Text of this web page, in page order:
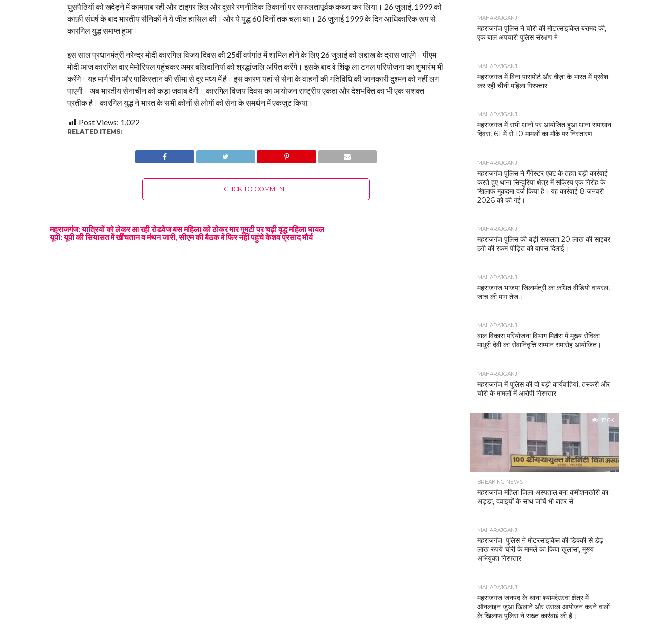
घुसपैठियों को खदेड़ने में कामयाब रही और टाइगर हिल और दूसरे रणनीतिक ठिकानों पर सफलतापूर्वक कब्जा कर लिया। 26 जुलाई, 1999 को
काफ़ी संघर्ष के बाद भारतीय सैनिकों ने ये जीत हासिल की। और ये युद्ध 60 दिनों तक चला था। 26 जुलाई 1999 के दिन आधिकारिक रूप से
कारगिल युद्ध समाप्त हुआ।
इस साल प्रधानमंत्री नरेन्द्र मोदी कारगिल विजय दिवस की 25वीं वर्षगांठ में शामिल होने के लिए 26 जुलाई को लद्दाख के द्रास जाएंगे। पीएम
मोदी आज कारगिल वार मेमोरियल पहुंचकर अमर बलिदानियों को श्रद्धांजलि अर्पित करेंगे। इसके बाद वे शिंकू ला टनल परियोजना का शुभारंभ भी
करेंगे। यह मार्ग चीन और पाकिस्‍तान की सीमा से दूर मध्‍य में है। इस कारण यहां से सेना के वाहनों की गतिविधि की जानकारी दुश्‍मन को नहीं लग
पाएगी। अब भारतीय सेनाचीन को कड़ा जवाब देगी। कारगिल विजय दिवस का आयोजन राष्ट्रीय एकता और देशभक्ति का भी एक सशक्त
प्रतीक है। कारगिल युद्ध ने भारत के सभी कोनों से लोगों को सेना के समर्थन में एकजुट किया।
Post Views: 1,022
RELATED ITEMS:
CLICK TO COMMENT
महराजगंज: यात्रियों को लेकर आ रही रोडवेज बस महिला को ठोकर मार गुमटी पर चढ़ी वृद्ध महिला घायल
यूपी: यूपी की सियासत में खींचतान व मंथन जारी, सीएम की बैठक में फिर नहीं पहुंचे केशव प्रसाद मौर्य
MAHARAJGANJ
महराजगंज पुलिस ने चोरी की मोटरसाइकिल बरामद की,
एक बाल अपचारी पुलिस संरक्षण में
MAHARAJGANJ
महराजगंज में बिना पासपोर्ट और वीज़ा के भारत में प्रवेश
कर रही चीनी महिला गिरफ्तार
MAHARAJGANJ
महराजगंज में सभी थानों पर आयोजित हुआ थाना समाधान
दिवस, 61 में से 10 मामलों का मौके पर निस्तारण
MAHARAJGANJ
महराजगंज पुलिस ने गैंगेस्टर एक्ट के तहत बड़ी कार्रवाई
करते हुए थाना सिन्दुरिया क्षेत्र में सक्रिय एक गिरोह के
खिलाफ मुकदमा दर्ज किया है। यह कार्रवाई 8 जनवरी
2026 को की गई।
MAHARAJGANJ
महराजगंज पुलिस की बड़ी सफलता 20 लाख की साइबर
ठगी की रकम पीड़ित को वापस दिलाई।
MAHARAJGANJ
महराजगंज भाजपा जिलामंत्री का कथित वीडियो वायरल,
जांच की मांग तेज।
MAHARAJGANJ
बाल विकास परियोजना विभाग मिठौरा में मुख्य सेविका
माधुरी देवी का सेवानिवृत्ति सम्मान समारोह आयोजित।
MAHARAJGANJ
महराजगंज में पुलिस की दो बड़ी कार्यवाहियां, तस्करी और
चोरी के मामलों में आरोपी गिरफ्तार
17.6K
BREAKING NEWS
महराजगंज महिला जिला अस्पताल बना कमीशनखोरी का
अड्डा, दवाइयों के साथ जांचें भी बाहर से
MAHARAJGANJ
महराजगंज: पुलिस ने मोटरसाइकिल की डिक्की से डेढ़
लाख रुपये चोरी के मामले का किया खुलासा, मुख्य
अभियुक्त गिरफ्तार
MAHARAJGANJ
महराजगंज जनपद के थाना श्यामदेउरवां क्षेत्र में
ऑनलाइन जुआ खिलाने और उसका आयोजन करने वालों
के खिलाफ पुलिस ने सख्त कार्रवाई की है।